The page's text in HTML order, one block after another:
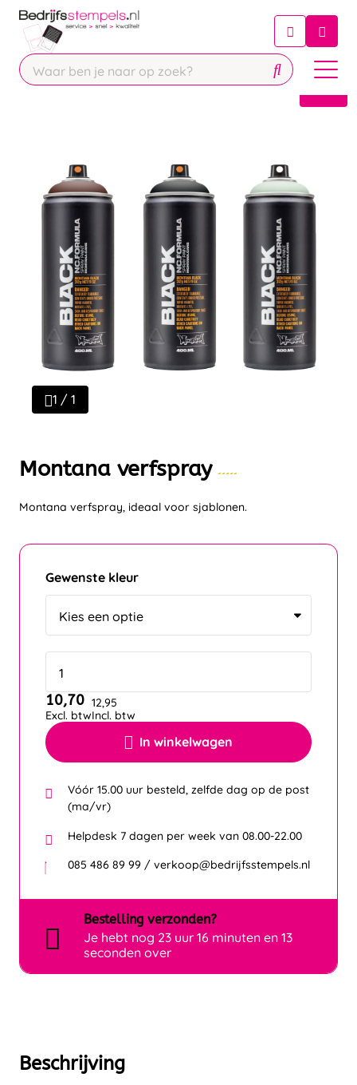
Chatbot
Chat 24/7 met onze chatbot voor
Contact
Beschrijving
1 / 1
Montana verfspray
Montana verfspray, ideaal voor sjablonen.
Gewenste kleur
In winkelwagen
10,70
Excl. btw
12,95
Incl. btw
Vóór 15.00 uur besteld, zelfde dag op de post
(ma/vr)
Helpdesk 7 dagen per week van 08.00-22.00
085 486 89 99 / verkoop@bedrijfsstempels.nl
Bestelling verzonden?
Je hebt nog 23 uur 16 minuten en 13
seconden over